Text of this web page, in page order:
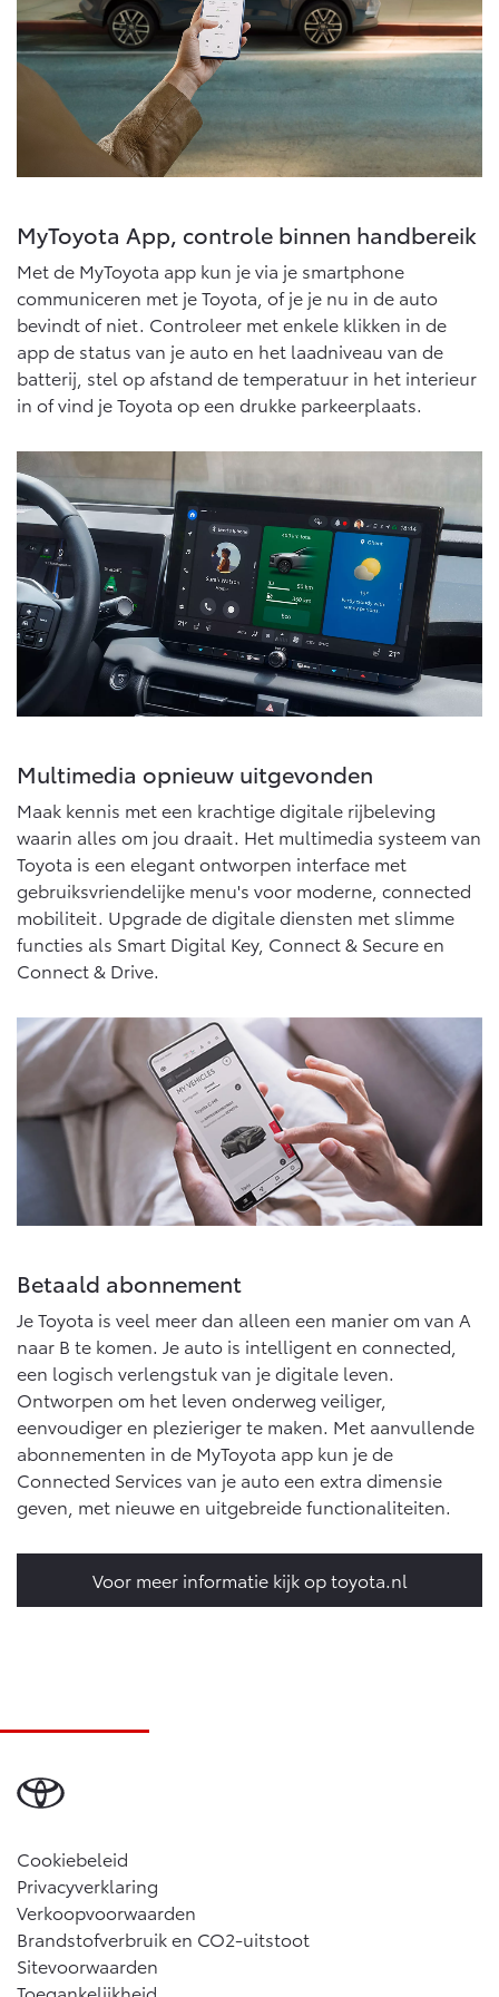
Corolla Cross
HYBRIDE
Vanaf € 39.995,-
Toyota C-HR
OOK ALS PLUG-IN
HYBRIDE
Vanaf € 36.495,-
Toyota C-HR+
BATTERIJ-ELEKTRISCH
Vanaf € 37.995,-
RAV4
PLUG-IN HYBRIDE
bZ4X
BATTERIJ-ELEKTRISCH
bZ4X Touring
BATTERIJ-ELEKTRISCH
Mirai
WATERSTOF-ELEKTRISCH
Proace City (excl. BTW)
OOK ALS BATTERIJ-
ELEKTRISCH
Proace (excl. BTW)
OOK ALS BATTERIJ-
ELEKTRISCH
Proace Verso
BATTERIJ-ELEKTRISCH
Proace Max (excl. BTW)
OOK ALS BATTERIJ-
ELEKTRISCH
Vanaf € 46.301,-
Hilux (excl. BTW)
OOK ALS BATTERIJ-
ELEKTRISCH
Vanaf € 56.570,-
Land Cruiser (excl. BTW)
10 jaar batterijgarantie
Toyota fabrieksgarantie
Onderdelen & Accessoires
Onderdelen
Banden
Connected
Connected Services
MyToyota login
Abonnementen
Multimedia
Connected check
Navigatie updates
Energie en slim laden
Verzekeren
Toyota Autoverzekering
Bedrijfswagens
Bedrijfswagens op maat
Financieren of leasen
Verzekeren
MyToyota App, controle binnen handbereik
Met de MyToyota app kun je via je smartphone
communiceren met je Toyota, of je je nu in de auto
bevindt of niet. Controleer met enkele klikken in de
app de status van je auto en het laadniveau van de
batterij, stel op afstand de temperatuur in het interieur
in of vind je Toyota op een drukke parkeerplaats.
Multimedia opnieuw uitgevonden
Maak kennis met een krachtige digitale rijbeleving
waarin alles om jou draait. Het multimedia systeem van
Toyota is een elegant ontworpen interface met
gebruiksvriendelijke menu's voor moderne, connected
mobiliteit. Upgrade de digitale diensten met slimme
functies als Smart Digital Key, Connect & Secure en
Connect & Drive.
Betaald abonnement
Je Toyota is veel meer dan alleen een manier om van A
naar B te komen. Je auto is intelligent en connected,
een logisch verlengstuk van je digitale leven.
Ontworpen om het leven onderweg veiliger,
eenvoudiger en plezieriger te maken. Met aanvullende
abonnementen in de MyToyota app kun je de
Connected Services van je auto een extra dimensie
geven, met nieuwe en uitgebreide functionaliteiten.
Voor meer informatie kijk op toyota.nl
Cookiebeleid
Privacyverklaring
Verkoopvoorwaarden
Brandstofverbruik en CO2-uitstoot
Sitevoorwaarden